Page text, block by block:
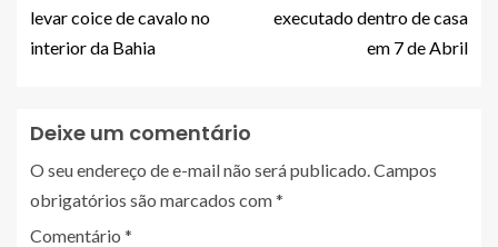
levar coice de cavalo no
interior da Bahia
executado dentro de casa
em 7 de Abril
Deixe um comentário
O seu endereço de e-mail não será publicado.Campos
obrigatórios são marcados com*
Comentário *